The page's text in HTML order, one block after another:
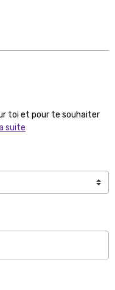
toi et pour te souhaiter
suite